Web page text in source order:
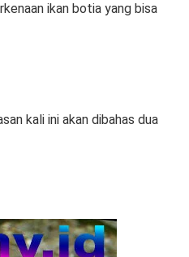
ikan botia yang bisa
kali ini akan dibahas dua